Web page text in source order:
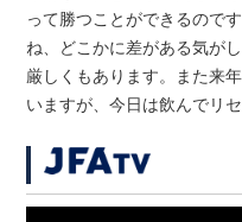
って勝つことができるので
ね、どこかに差がある気が
厳しくもあります。また来
いますが、今日は飲んでリ